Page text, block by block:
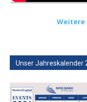
Weitere
Unser Jahreskalender